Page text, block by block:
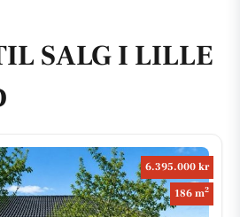
SALG I LILLE
6.395.000 kr
186 m2